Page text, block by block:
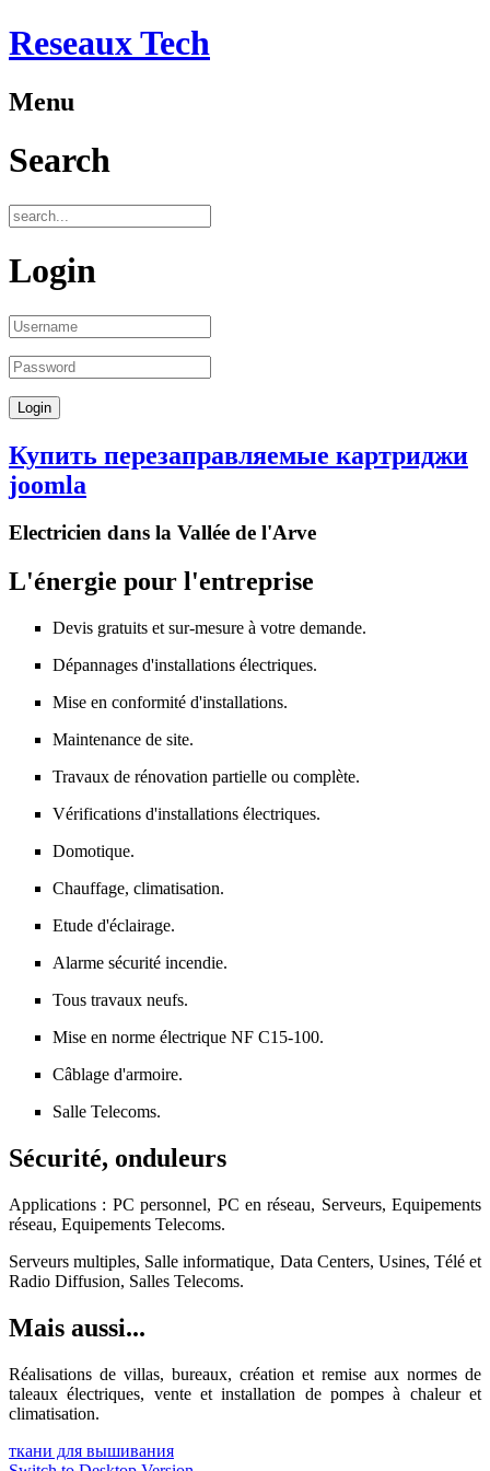
Reseaux Tech
Menu
Search
Login
Купить перезаправляемые картриджи
joomla
Electricien dans la Vallée de l'Arve
L'énergie pour l'entreprise
Devis gratuits et sur-mesure à votre demande.
Dépannages d'installations électriques.
Mise en conformité d'installations.
Maintenance de site.
Travaux de rénovation partielle ou complète.
Vérifications d'installations électriques.
Domotique.
Chauffage, climatisation.
Etude d'éclairage.
Alarme sécurité incendie.
Tous travaux neufs.
Mise en norme électrique NF C15-100.
Câblage d'armoire.
Salle Telecoms.
Sécurité, onduleurs
Applications : PC personnel, PC en réseau, Serveurs, Equipements
réseau, Equipements Telecoms.
Serveurs multiples, Salle informatique, Data Centers, Usines, Télé et
Radio Diffusion, Salles Telecoms.
Mais aussi...
Réalisations de villas, bureaux, création et remise aux normes de
taleaux électriques, vente et installation de pompes à chaleur et
climatisation.
ткани для вышивания